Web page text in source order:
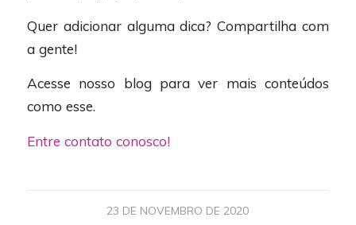
Quer adicionar alguma dica? Compartilha com
a gente!
Acesse nosso blog para ver mais conteúdos
como esse.
Entre contato conosco!
23 DE NOVEMBRO DE 2020